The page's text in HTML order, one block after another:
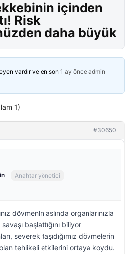
içinden
Risk
daha büyük
vardır ve en son 1 ay önce admin
1)
#30650
Anahtar yönetici
dövmenin aslında organlarınızla
başlattığını biliyor
severek taşıdığımız dövmelerin
olan tehlikeli etkilerini ortaya koydu.